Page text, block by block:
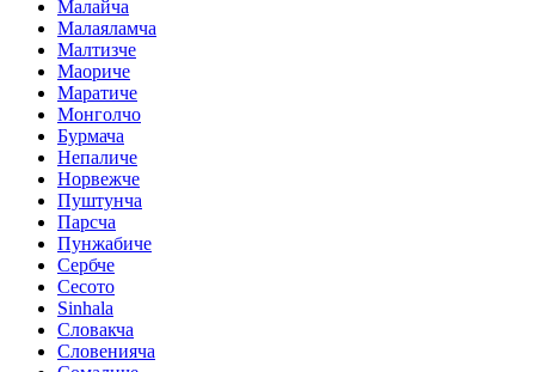
Малайча
Малаяламча
Малтизче
Маориче
Маратиче
Монголчо
Бурмача
Непаличе
Норвежче
Пуштунча
Парсча
Пунжабиче
Сербче
Сесото
Sinhala
Словакча
Словенияча